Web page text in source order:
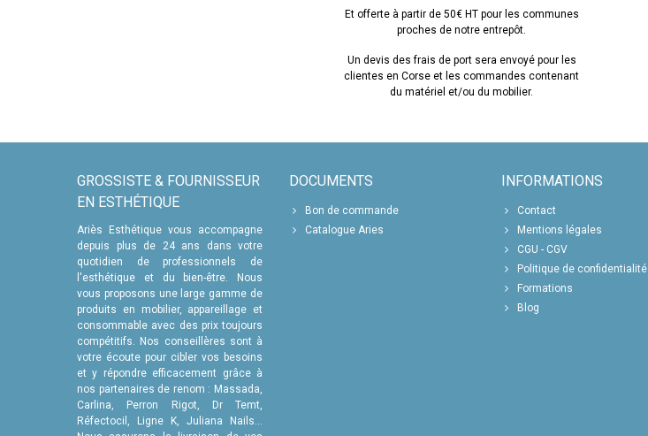
Et offerte à partir de 50€ HT pour les communes
proches de notre entrepôt.
Un devis des frais de port sera envoyé pour les
clientes en Corse et les commandes contenant
du matériel et/ou du mobilier.
GROSSISTE & FOURNISSEUR
EN ESTHÉTIQUE
Ariès Esthétique vous accompagne
depuis plus de 24 ans dans votre
quotidien de professionnels de
l'esthétique et du bien-être. Nous
vous proposons une large gamme de
produits en mobilier, appareillage et
consommable avec des prix toujours
compétitifs. Nos conseillères sont à
votre écoute pour cibler vos besoins
et y répondre efficacement grâce à
nos partenaires de renom : Massada,
Carlina, Perron Rigot, Dr Temt,
Réfectocil, Ligne K, Juliana Nails...
DOCUMENTS
Bon de commande
Catalogue Aries
INFORMATIONS
Contact
Mentions légales
CGU - CGV
Politique de confidentialité
Formations
Blog